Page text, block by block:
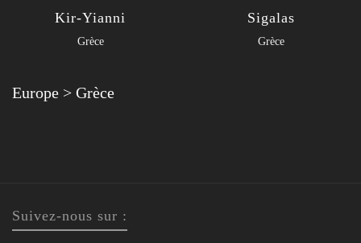
Kir-Yianni
Grèce
Sigalas
Grèce
Europe > Grèce
Suivez-nous sur :